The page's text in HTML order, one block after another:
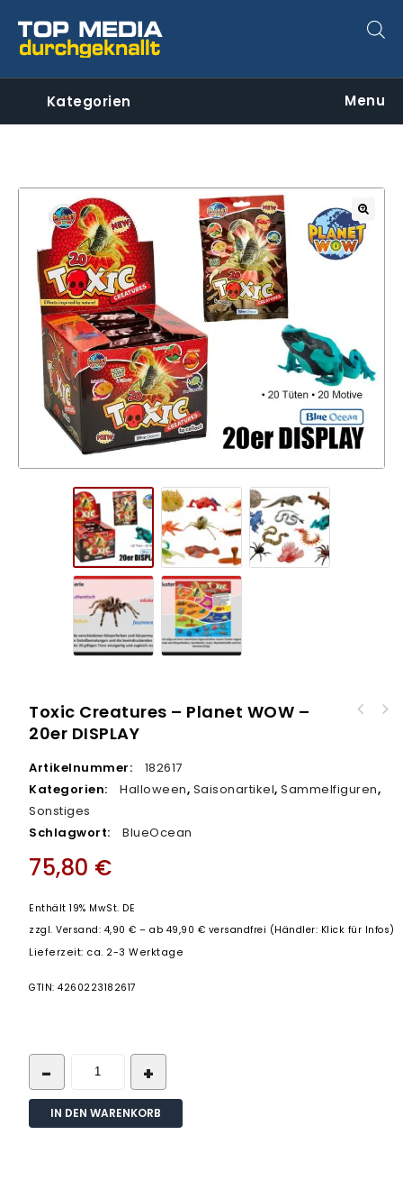
Kategorien Menu
🔍
Toxic Creatures – Planet WOW –
20er DISPLAY
Artikelnummer:
182617
Kategorien:
Halloween, Saisonartikel,Sammelfiguren,
Sonstiges
Schlagwort:
BlueOcean
75,80 €
Enthält 19% MwSt. DE
zzgl.Versand: 4,90 € – ab 49,90 € versandfrei (Händler: Klick für Infos)
Lieferzeit: ca. 2-3 Werktage
GTIN: 4260223182617
IN DEN WARENKORB